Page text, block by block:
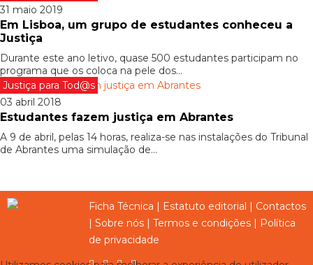
31 maio 2019
Em Lisboa, um grupo de estudantes conheceu a
Justiça
Durante este ano letivo, quase 500 estudantes participam no
programa que os coloca na pele dos...
Justiça para Tod@s
03 abril 2018
Estudantes fazem justiça em Abrantes
A 9 de abril, pelas 14 horas, realiza-se nas instalações do Tribunal
de Abrantes uma simulação de...
Ficha Técnica | Estatuto editorial | Contactos
| Sobre nós | Termos e condições | Política
de privacidade